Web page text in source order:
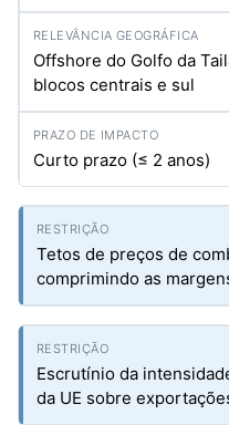
Offshore do Golfo da
blocos centrais e sul
Curto prazo (≤ 2 anos)
Tetos de preços de
comprimindo as
Escrutínio da
da UE sobre